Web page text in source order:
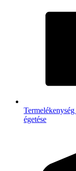
Termelékenység
égetése